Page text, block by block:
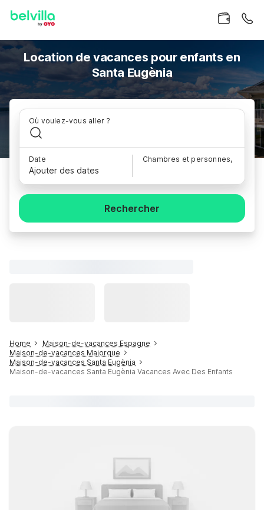
Location de vacances pour enfants en
Santa Eugènia
Où voulez-vous aller ?
Date
Ajouter des dates
Chambres et personnes,
Rechercher
Home
Maison-de-vacances Espagne
Maison-de-vacances Majorque
Maison-de-vacances Santa Eugènia
Maison-de-vacances Santa Eugènia Vacances Avec Des Enfants